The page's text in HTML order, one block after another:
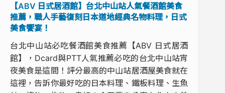
【ABV 日式居酒館】台北中山站人氣餐酒館美食
推薦，職人手藝復刻日本道地經典名物料理，日式
美食饗宴！
台北中山站必吃餐酒館美食推薦【ABV 日式居酒
館】，Dcard與PTT人氣推薦必吃的台北中山站宵
夜美食是這間！評分最高的中山站居酒屋美食就在
這裡，告訴你最好吃的日本料理、鐵板料理、生魚